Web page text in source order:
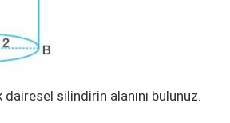
silindirin alanını bulunuz.